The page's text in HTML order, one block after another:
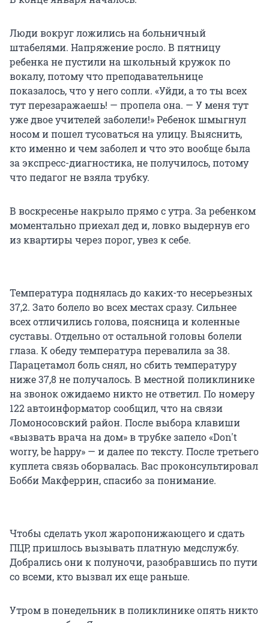
Люди вокруг ложились на больничный
штабелями. Напряжение росло. В пятницу
ребенка не пустили на школьный кружок по
вокалу, потому что преподавательнице
показалось, что у него сопли. «Уйди, а то ты всех
тут перезаражаешь! — пропела она. — У меня тут
уже двое учителей заболели!» Ребенок шмыгнул
носом и пошел тусоваться на улицу. Выяснить,
кто именно и чем заболел и что это вообще была
за экспресс-диагностика, не получилось, потому
что педагог не взяла трубку.
В воскресенье накрыло прямо с утра. За ребенком
моментально приехал дед и, ловко выдернув его
из квартиры через порог, увез к себе.
Температура поднялась до каких-то несерьезных
37,2. Зато болело во всех местах сразу. Сильнее
всех отличились голова, поясница и коленные
суставы. Отдельно от остальной головы болели
глаза. К обеду температура перевалила за 38.
Парацетамол боль снял, но сбить температуру
ниже 37,8 не получалось. В местной поликлинике
на звонок ожидаемо никто не ответил. По номеру
122 автоинформатор сообщил, что на связи
Ломоносовский район. После выбора клавиши
«вызвать врача на дом» в трубке запело «Don't
worry, be happy» — и далее по тексту. После третьего
куплета связь оборвалась. Вас проконсультировал
Бобби Макферрин, спасибо за понимание.
Чтобы сделать укол жаропонижающего и сдать
ПЦР, пришлось вызывать платную медслужбу.
Добрались они к полуночи, разобравшись по пути
со всеми, кто вызвал их еще раньше.
Утром в понедельник в поликлинике опять никто